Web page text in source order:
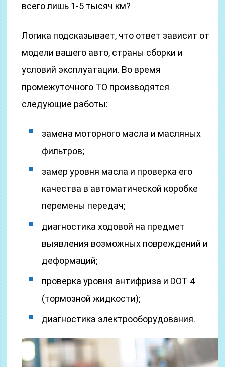
всего лишь 1-5 тысяч км?
Логика подсказывает, что ответ зависит от
модели вашего авто, страны сборки и
условий эксплуатации. Во время
промежуточного ТО производятся
следующие работы:
замена моторного масла и масляных
фильтров;
замер уровня масла и проверка его
качества в автоматической коробке
перемены передач;
диагностика ходовой на предмет
выявления возможных повреждений и
деформаций;
проверка уровня антифриза и DOT 4
(тормозной жидкости);
диагностика электрооборудования.